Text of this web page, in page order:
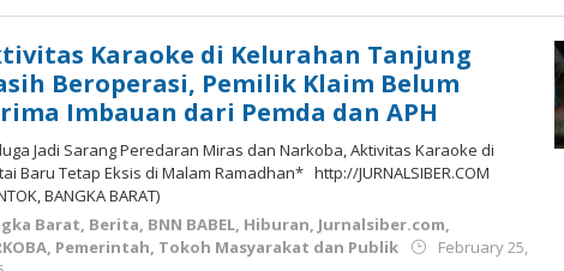
Karaoke di Kelurahan Tanjung
Beroperasi, Pemilik Klaim Belum
Imbauan dari Pemda dan APH
Jadi Sarang Peredaran Miras dan Narkoba, Aktivitas Karaoke di
Baru Tetap Eksis di Malam Ramadhan* http://JURNALSIBER.COM
BANGKA BARAT)
Barat, Berita, BNN BABEL, Hiburan, Jurnalsiber.com,
, Pemerintah, Tokoh Masyarakat dan Publik
February 25,